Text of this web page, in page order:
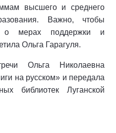
высшего и среднего
Важно, чтобы
о мерах поддержки и
Ольга Гарагуля.
Ольга Николаевна
на русском» и передала
библиотек Луганской